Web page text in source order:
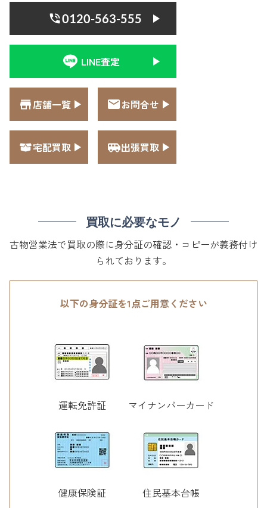
0120-563-555
LINE査定
店舗一覧 お問合せ
宅配買取 出張買取
買取に必要なモノ
古物営業法で買取の際に身分証の確認・コピーが義務付け
られております。
以下の身分証を1点ご用意ください
運転免許証 マイナンバーカード
健康保険証 住民基本台帳